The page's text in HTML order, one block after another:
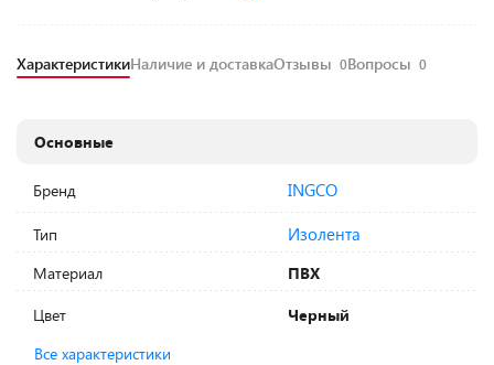
ХарактеристикиНаличие и доставкаОтзывы 0Вопросы 0
Основные
Бренд INGCO
Тип Изолента
Материал
ПВХ
Цвет
Черный
Все характеристики